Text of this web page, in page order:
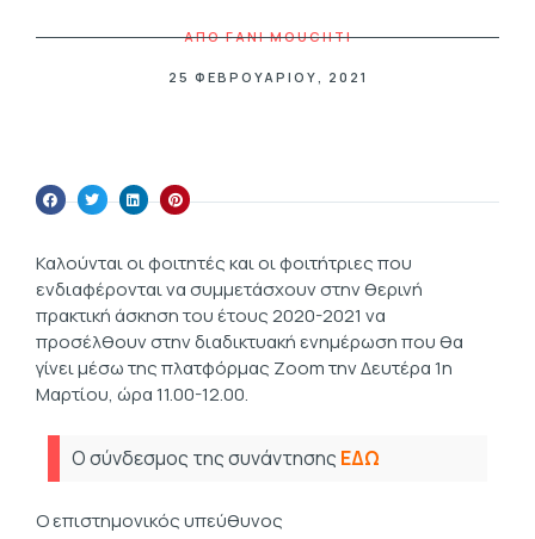
ΑΠΟFANI MOUCHTI
25 ΦΕΒΡΟΥΑΡΊΟΥ, 2021
Καλούνται οι φοιτητές και οι φοιτήτριες που
ενδιαφέρονται να συμμετάσχουν στην θερινή
πρακτική άσκηση του έτους 2020-2021 να
προσέλθουν στην διαδικτυακή ενημέρωση που θα
γίνει μέσω της πλατφόρμας Zoom την Δευτέρα 1η
Μαρτίου, ώρα 11.00-12.00.
Ο σύνδεσμος της συνάντησης ΕΔΩ
Ο επιστημονικός υπεύθυνος